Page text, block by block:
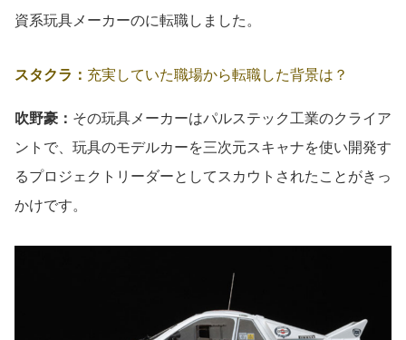
資系玩具メーカーのに転職しました。
スタクラ： 充実していた職場から転職した背景は？
吹野豪： その玩具メーカーはパルステック工業のクライア
ントで、玩具のモデルカーを三次元スキャナを使い開発す
るプロジェクトリーダーとしてスカウトされたことがきっ
かけです。